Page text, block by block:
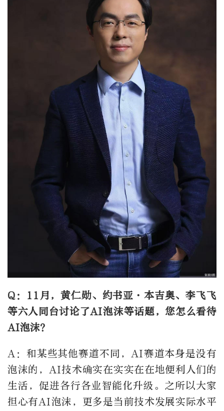
Q：11月，黄仁勋、约书亚·本吉奥、李飞飞
等六人同台讨论了AI泡沫等话题，您怎么看待
AI泡沫？
A：和某些其他赛道不同，AI赛道本身是没有
泡沫的，AI技术确实在实实在在地便利人们的
生活，促进各行各业智能化升级。之所以大家
担心有AI泡沫，更多是当前技术发展实际水平